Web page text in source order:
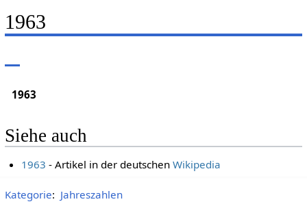
1963
1963
Siehe auch
1963 - Artikel in der deutschenWikipedia
Kategorie: Jahreszahlen